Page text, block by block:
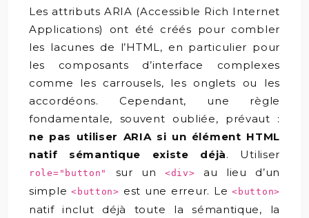
Les attributs ARIA (Accessible Rich Internet
Applications) ont été créés pour combler
les lacunes de l’HTML, en particulier pour
les composants d’interface complexes
comme les carrousels, les onglets ou les
accordéons. Cependant, une règle
fondamentale, souvent oubliée, prévaut :
ne pas utiliser ARIA si un élément HTML
natif sémantique existe déjà. Utiliser
role="button" sur un<div>
au lieu d’un
simple<button> est une erreur. Le<button>
natif inclut déjà toute la sémantique, la